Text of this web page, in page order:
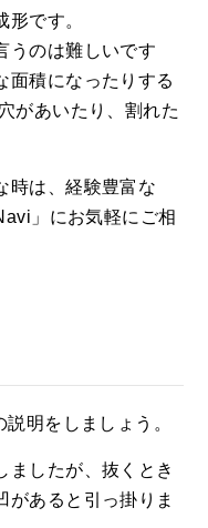
です。
うのは難しいです
面積になったりする
があいたり、割れた
時は、経験豊富な
」にお気軽にご相
明をしましょう。
ましたが、抜くとき
があると引っ掛りま